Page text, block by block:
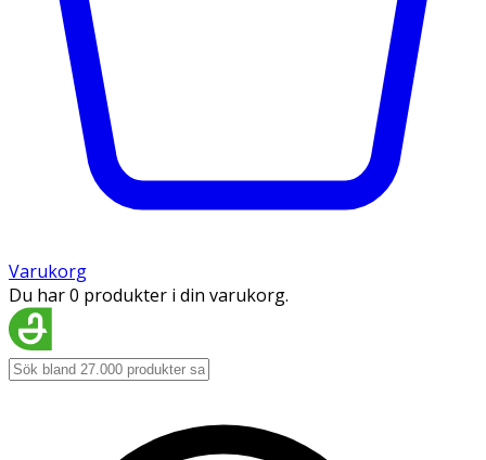
Varukorg
Du har 0 produkter i din varukorg.